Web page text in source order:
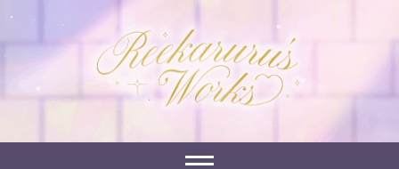
れーかるる's
works
れーかるるの運営するイラストポートフォリオサイ
トです。